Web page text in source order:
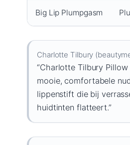
Big Lip Plumpgasm
Charlotte Tilbury
“Charlotte Tilbury Pillow
mooie, comfortabele
lippenstift die bij
huidtinten flatteert.”